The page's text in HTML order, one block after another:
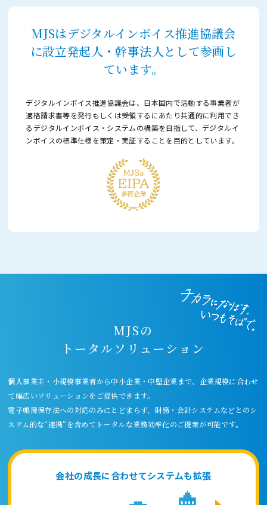
MJSはデジタルインボイス推進協議会
に設立発起人・幹事法人として参画し
ています。
デジタルインボイス推進協議会は、日本国内で活動する事業者が
適格請求書等を発行もしくは受領するにあたり共通的に利用でき
るデジタルインボイス・システムの構築を目指して、 デジタルイ
ンボイスの標準仕様を策定・実証することを目的としています。
MJSの
トータルソリューション
個人事業主・小規模事業者から中小企業・中堅企業まで、企業規模に合わせ
て幅広いソリューションをご提供できます。
電子帳簿保存法への対応のみにとどまらず、財務・会計システムなどとのシ
ステム的な“連携”を含めてトータルな業務効率化のご提案が可能です。
会社の成長に合わせてシステムも拡張